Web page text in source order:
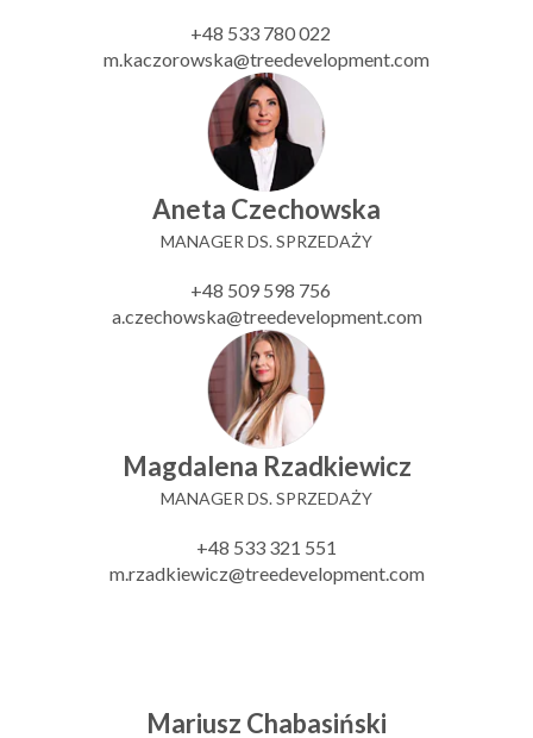
+48 533 780 022
m.kaczorowska@treedevelopment.com
Aneta Czechowska
MANAGER DS. SPRZEDAŻY
+48 509 598 756
a.czechowska@treedevelopment.com
Magdalena Rzadkiewicz
MANAGER DS. SPRZEDAŻY
+48 533 321 551
m.rzadkiewicz@treedevelopment.com
Mariusz Chabasiński